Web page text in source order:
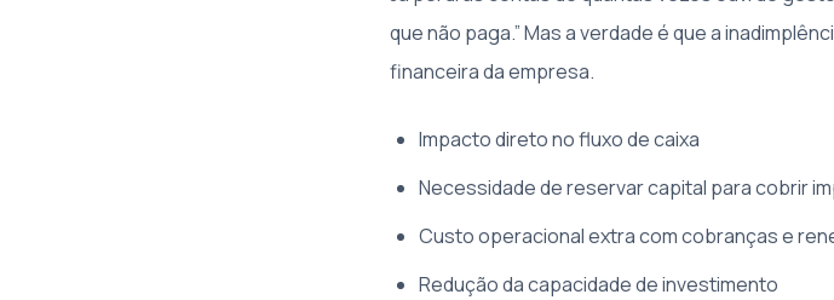
que não paga.” Mas a verdade é que a
financeira da empresa.
Impacto direto no fluxo de caixa
Necessidade de reservar capital para cobrir
Custo operacional extra com cobranças e
Redução da capacidade de investimento